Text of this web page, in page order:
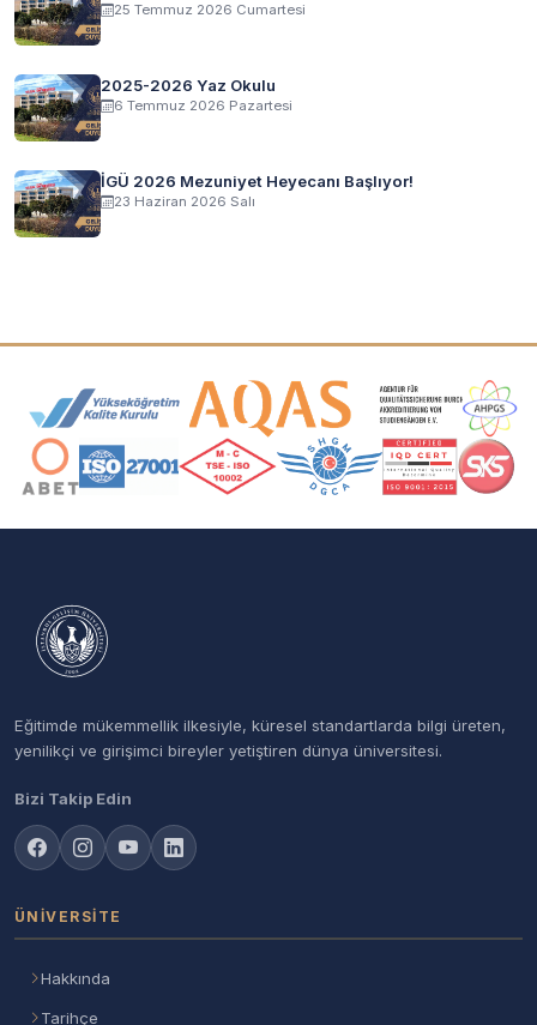
25 Temmuz 2026 Cumartesi
2025-2026 Yaz Okulu
6 Temmuz 2026 Pazartesi
İGÜ 2026 Mezuniyet Heyecanı Başlıyor!
23 Haziran 2026 Salı
Akreditasyon ve Üyelik Logoları
Eğitimde mükemmellik ilkesiyle, küresel standartlarda bilgi üreten,
yenilikçi ve girişimci bireyler yetiştiren dünya üniversitesi.
Bizi Takip Edin
ÜNIVERSITE
Hakkında
Tarihçe